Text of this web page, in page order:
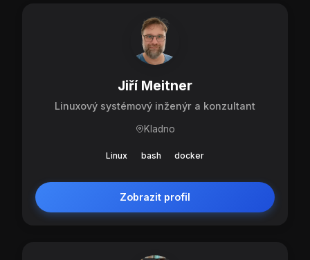
Jiří Meitner
Linuxový systémový inženýr a konzultant
Kladno
Linux bash docker
Zobrazit profil